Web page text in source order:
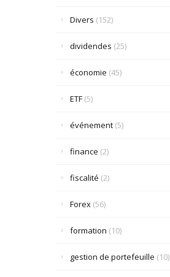
Divers (152)
dividendes (25)
économie (45)
ETF(5)
événement(5)
finance (2)
fiscalité (2)
Forex(56)
formation (10)
gestion de portefeuille (10)